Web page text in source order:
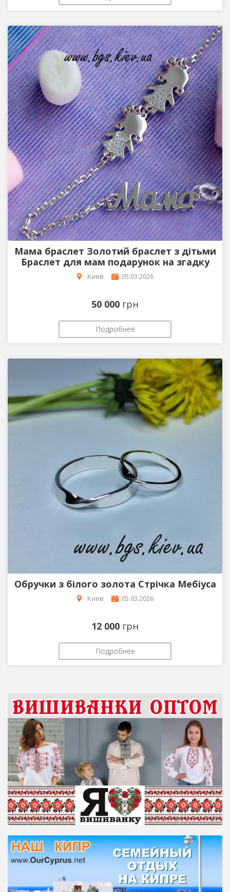
Мама браслет Золотий браслет з дітьми
Браслет для мам подарунок на згадку
Киев 05.03.2026
50 000 грн
Подробнее
Обручки з білого золота Стрічка Мебіуса
Киев 05.03.2026
12 000 грн
Подробнее